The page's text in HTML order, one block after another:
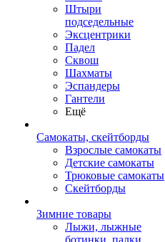
Штыри
подседельные
Эксцентрики
Падел
Сквош
Шахматы
Эспандеры
Гантели
Ещё
Самокаты, скейтборды
Взрослые самокаты
Детские самокаты
Трюковые самокаты
Скейтборды
Зимние товары
Лыжи, лыжные
ботинки, палки